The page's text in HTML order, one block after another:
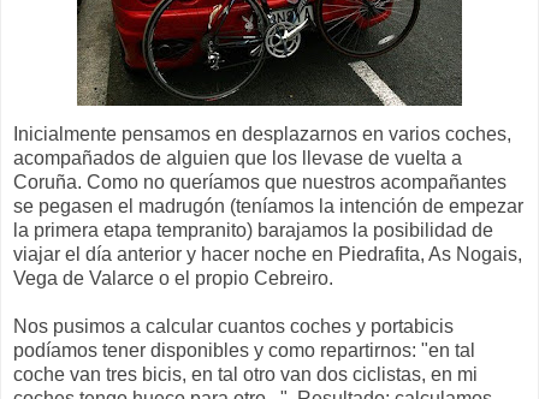
Inicialmente pensamos en desplazarnos en varios coches,
acompañados de alguien que los llevase de vuelta a
Coruña. Como no queríamos que nuestros acompañantes
se pegasen el madrugón (teníamos la intención de empezar
la primera etapa tempranito) barajamos la posibilidad de
viajar el día anterior y hacer noche en Piedrafita, As Nogais,
Vega de Valarce o el propio Cebreiro.
Nos pusimos a calcular cuantos coches y portabicis
podíamos tener disponibles y como repartirnos: "en tal
coche van tres bicis, en tal otro van dos ciclistas, en mi